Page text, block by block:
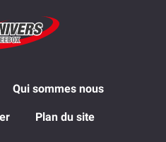
Qui sommes nous
Plan du site